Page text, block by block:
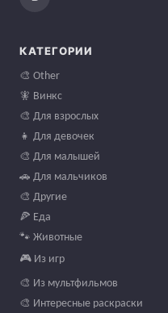
КАТЕГОРИИ
🎨 Other
🧚 Винкс
🎨 Для взрослых
👧 Для девочек
🎨 Для малышей
🚗 Для мальчиков
🎨 Другие
🍕 Еда
🐾 Животные
🎮 Из игр
🎨 Из мультфильмов
🎨 Интересные раскраски